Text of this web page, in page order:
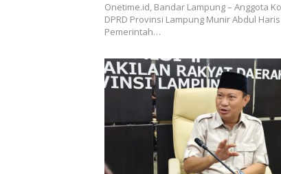
Onetime.id, Bandar Lampung – Anggota
DPRD Provinsi Lampung Munir Abdul
Pemerintah…